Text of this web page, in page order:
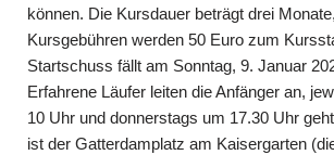
können. Die Kursdauer beträgt drei
Kursgebühren werden 50 Euro zum
Startschuss fällt am Sonntag, 9. Januar
Erfahrene Läufer leiten die Anfänger an,
10 Uhr und donnerstags um 17.30 Uhr
ist der Gatterdamplatz am Kaisergarten